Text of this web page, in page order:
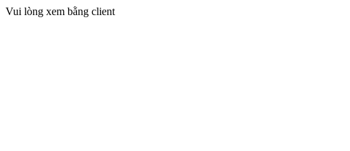
Vui lòng xem bằng client